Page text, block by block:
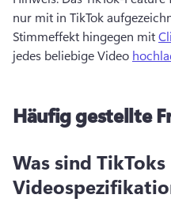
nur mit in TikTok
Stimmeffekt hingegen mit
jedes beliebige Video
Häufig gestellte
Was sind TikToks